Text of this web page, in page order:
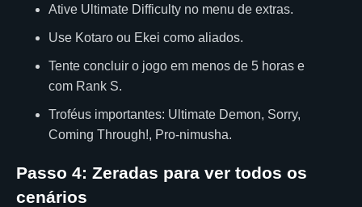
Ative Ultimate Difficulty no menu de extras.
Use Kotaro ou Ekei como aliados.
Tente concluir o jogo em menos de 5 horas e
com Rank S.
Troféus importantes: Ultimate Demon, Sorry,
Coming Through!, Pro-nimusha.
Passo 4: Zeradas para ver todos os
cenários